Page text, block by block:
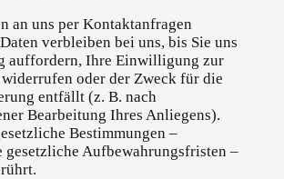
an uns per Kontaktanfragen
verbleiben bei uns, bis Sie uns
auffordern, Ihre Einwilligung zur
oder der Zweck für die
entfällt (z. B. nach
Bearbeitung Ihres Anliegens).
Bestimmungen –
gesetzliche Aufbewahrungsfristen –